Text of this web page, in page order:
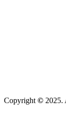
Copyright© 2025.